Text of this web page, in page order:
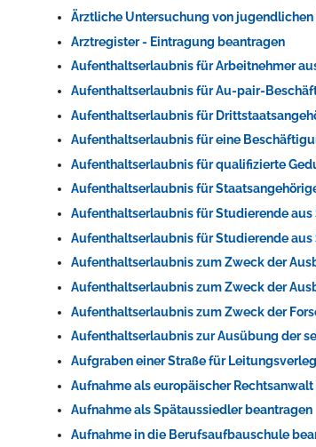
Ärztliche Untersuchung von
Arztregister - Eintragung beantragen
Aufenthaltserlaubnis für Arbeitnehmer
Aufenthaltserlaubnis für Au-pair-
Aufenthaltserlaubnis für
Aufenthaltserlaubnis für eine
Aufenthaltserlaubnis für qualifizierte
Aufenthaltserlaubnis für
Aufenthaltserlaubnis für Studierende
Aufenthaltserlaubnis für Studierende
Aufenthaltserlaubnis zum Zweck der
Aufenthaltserlaubnis zum Zweck der
Aufenthaltserlaubnis zum Zweck der
Aufenthaltserlaubnis zur Ausübung der
Aufgraben einer Straße für
Aufnahme als europäischer
Aufnahme als Spätaussiedler beantragen
Aufnahme in die Berufsaufbauschule